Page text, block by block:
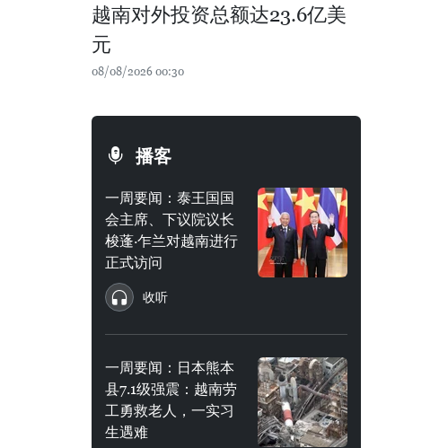
越南对外投资总额达23.6亿美
元
08/08/2026 00:30
播客
一周要闻：泰王国国
会主席、下议院议长
梭蓬·乍兰对越南进行
正式访问
收听
一周要闻：日本熊本
县7.1级强震：越南劳
工勇救老人，一实习
生遇难